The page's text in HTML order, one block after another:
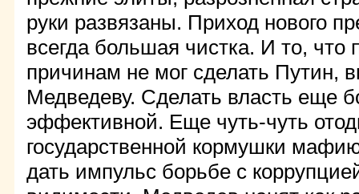
руки развязаны. Приход нового
всегда большая чистка. И то, что
причинам не мог сделать Путин,
Медведеву. Сделать власть еще
эффективной. Еще чуть-чуть
государственной кормушки
дать импульс борьбе с